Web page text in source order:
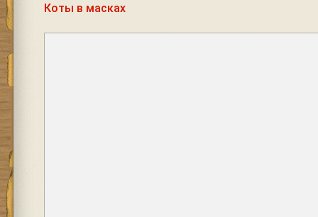
Коты в масках